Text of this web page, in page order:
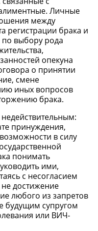
Личные
между
регистрации брака и
выбору рода
опекуна
о принятии
смене
иных вопросов
брака.
принуждения,
в силу
понимать
ими,
с несогласием
достижение
любого из запретов
будущим супругом
или ВИЧ-